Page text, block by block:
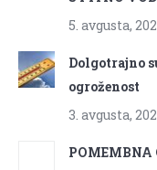
5. avgusta,
Dolgotrajno
ogroženost
3. avgusta,
POMEMBNA